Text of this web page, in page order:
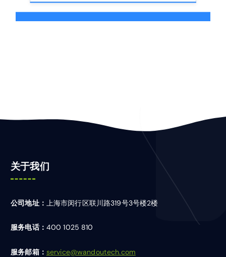
关于我们
公司地址： 上海市闵行区联川路319号3号楼2楼
服务电话： 400 1025 810
服务邮箱： service@wandoutech.com